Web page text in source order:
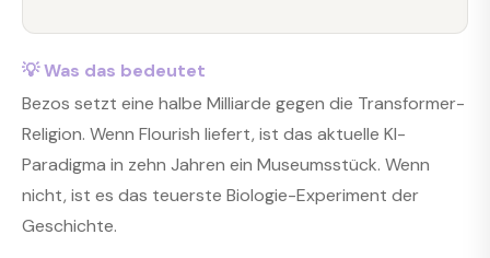
💡 Was das bedeutet
Bezos setzt eine halbe Milliarde gegen die Transformer-
Religion. Wenn Flourish liefert, ist das aktuelle KI-
Paradigma in zehn Jahren ein Museumsstück. Wenn
nicht, ist es das teuerste Biologie-Experiment der
Geschichte.